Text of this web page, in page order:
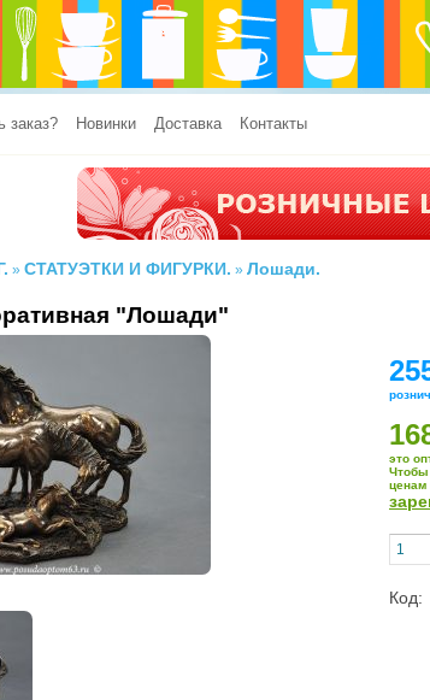
заказ? Новинки Доставка Контакты
» СТАТУЭТКИ И ФИГУРКИ. » Лошади.
"Лошади"
это
Чтобы
Код: